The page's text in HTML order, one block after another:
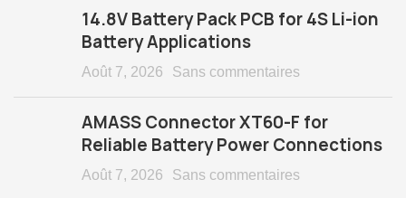
14.8V Battery Pack PCB for 4S Li-ion
Battery Applications
Août 7, 2026 Sans commentaires
AMASS Connector XT60-F for
Reliable Battery Power Connections
Août 7, 2026 Sans commentaires